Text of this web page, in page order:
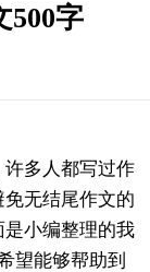
500字
多人都写过作
无结尾作文的
小编整理的我
望能够帮助到